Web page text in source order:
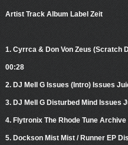
Artist Track Album Label Zeit
1. Cyrrca & Don Von Zeus (Scratch
00:28
2. DJ Mell G Issues (Intro) Issues
3. DJ Mell G Disturbed Mind Issues
4. Flytronix The Rhode Tune
5. Dockson Mist Mist / Runner EP